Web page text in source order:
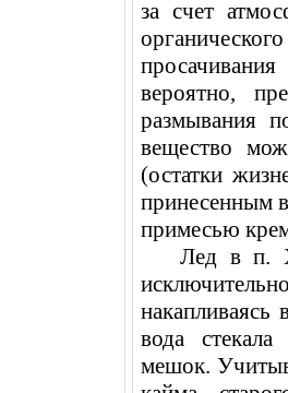
за счет
вероятно,
размывания
вещество
(остатки
принесенным
примесью
Лед в п.
накапливаясь
вода
мешок.